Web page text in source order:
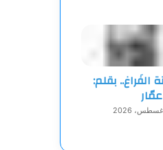
الفَراغ.. بقلم: